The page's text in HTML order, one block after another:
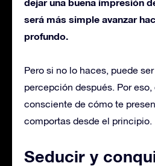
será más simple avanzar
profundo.
Pero si no lo haces, puede
percepción después. Por
consciente de cómo te
comportas desde el principio.
Seducir y